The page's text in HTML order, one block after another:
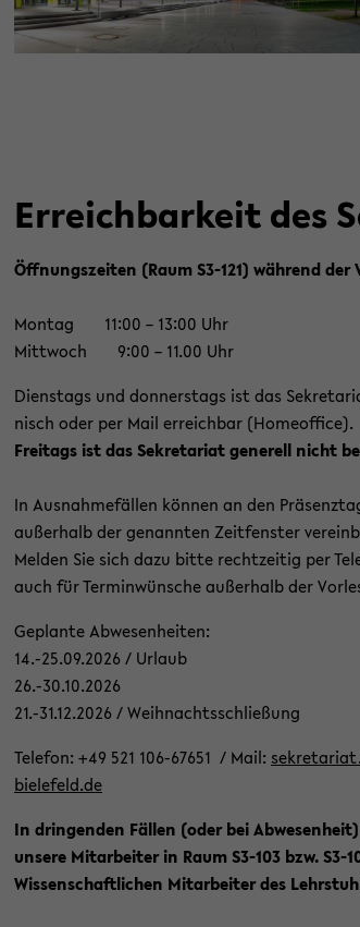
Er­reich­bar­keit des
Öff­nungs­zei­ten (Raum S3-​121) wäh­rend der
Mon­tag 11:00 – 13:00 Uhr
Mitt­woch 9:00 – 11.00 Uhr
Diens­tags und don­ners­tags ist das
nisch oder per Mail er­reich­bar (Ho­me­of­fice).
Frei­tags ist das Se­kre­ta­ri­at ge­ne­rell nicht
In Aus­nah­me­fäl­len kön­nen an den
au­ßer­halb der ge­nann­ten Zeit­fens­ter
Mel­den Sie sich dazu bitte recht­zei­tig per
auch für Ter­min­wün­sche au­ßer­halb der
Ge­plan­te Ab­we­sen­hei­ten:
14.-25.09.2026 / Ur­laub
26.-30.10.2026
21.-31.12.2026 / Weih­nachts­schlie­ßung
Te­le­fon: +49 521 106-​67651 / Mail:
bielefeld.de
In drin­gen­den Fäl­len (oder bei
un­se­re Mit­ar­bei­ter in Raum S3-​103 bzw. S3-​
Wis­sen­schaft­li­chen Mit­ar­bei­ter des